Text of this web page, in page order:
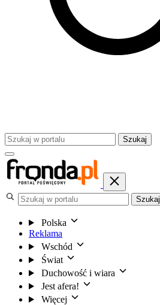
Szukaj
Szukaj
Polska
Reklama
Wschód
Świat
Duchowość i wiara
Jest afera!
Więcej